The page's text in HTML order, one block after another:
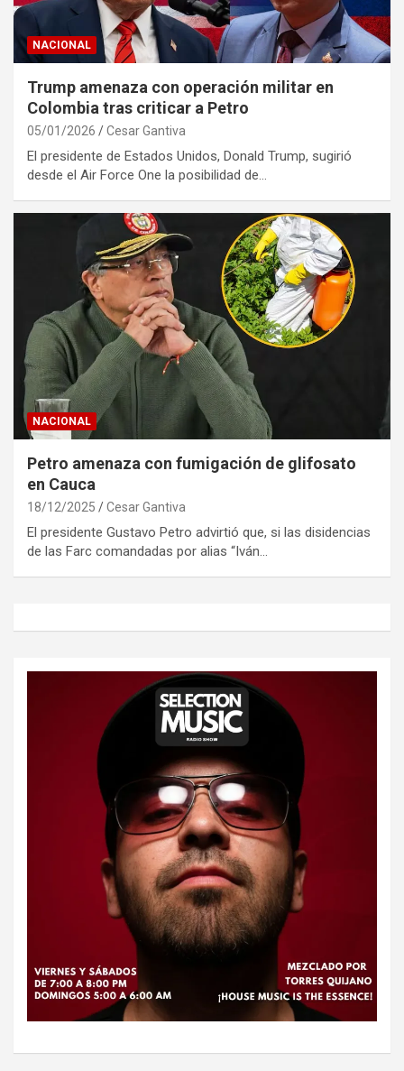
NACIONAL
Trump amenaza con operación militar en
Colombia tras criticar a Petro
05/01/2026 Cesar Gantiva
El presidente de Estados Unidos, Donald Trump, sugirió
desde el Air Force One la posibilidad de…
NACIONAL
Petro amenaza con fumigación de glifosato
en Cauca
18/12/2025 Cesar Gantiva
El presidente Gustavo Petro advirtió que, si las disidencias
de las Farc comandadas por alias “Iván…